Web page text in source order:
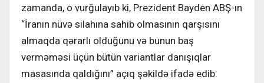
zamanda, o vurğulayıb ki, Prezident Bayden ABŞ-ın
“İranın nüvə silahına sahib olmasının qarşısını
almaqda qərarlı olduğunu və bunun baş
verməməsi üçün bütün variantlar danışıqlar
masasında qaldığını” açıq şəkildə ifadə edib.